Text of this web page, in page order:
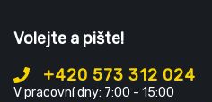
Volejte a pište!
+420 573 312 024
V pracovní dny: 7:00 - 15:00